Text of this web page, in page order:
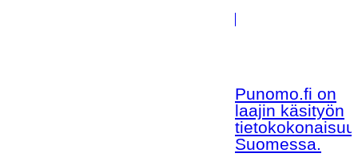
Punomo.fi on
laajin käsityön
Suomessa.